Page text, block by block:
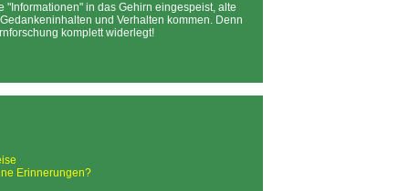
"Informationen" in das Gehirn eingespeist, alte
und Verhalten kommen. Denn
komplett widerlegt!
Erinnerungen?